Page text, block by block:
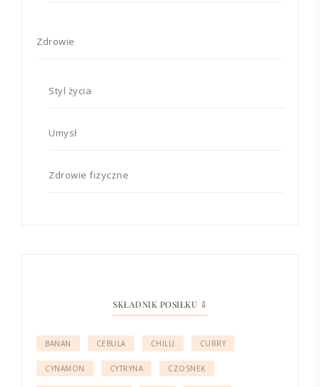
Zdrowie
Styl życia
Umysł
Zdrowie fizyczne
SKŁADNIK POSIŁKU ⇩
BANAN CEBULA CHILLI CURRY
CYNAMON CYTRYNA CZOSNEK